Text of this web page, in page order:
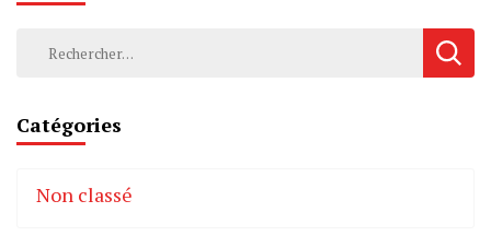
Rechercher :
Catégories
Non classé